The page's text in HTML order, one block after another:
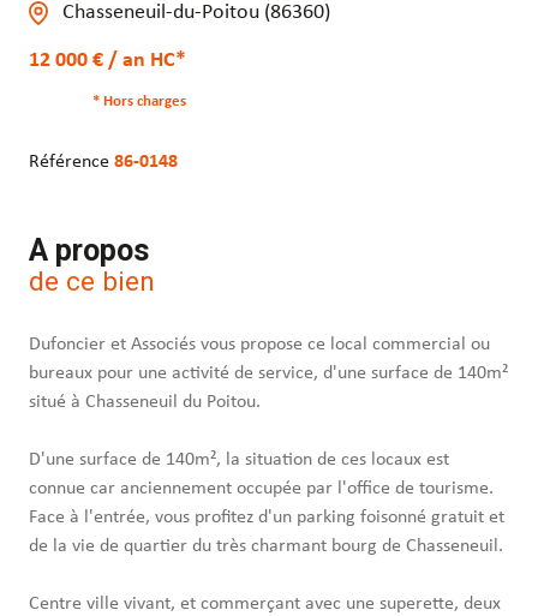
Chasseneuil-du-Poitou (86360)
12 000 € / an HC*
* Hors charges
Référence 86-0148
A propos
de ce bien
Dufoncier et Associés vous propose ce local commercial ou
bureaux pour une activité de service, d'une surface de 140m²
situé à Chasseneuil du Poitou.
D'une surface de 140m², la situation de ces locaux est
connue car anciennement occupée par l'office de tourisme.
Face à l'entrée, vous profitez d'un parking foisonné gratuit et
de la vie de quartier du très charmant bourg de Chasseneuil.
Centre ville vivant, et commerçant avec une superette, deux